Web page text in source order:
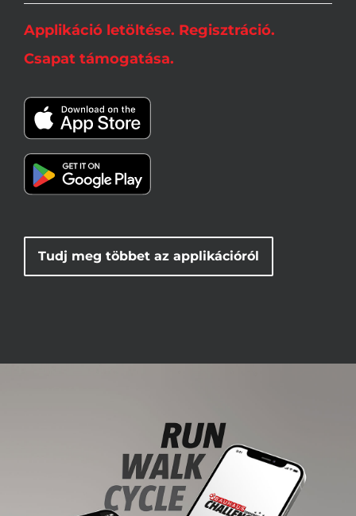
Applikáció letöltése. Regisztráció.
Csapat támogatása.
Tudj meg többet az applikációról